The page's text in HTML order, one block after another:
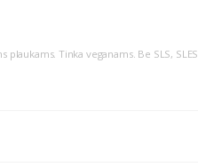
Tinka veganams. Be SLS, SLES.